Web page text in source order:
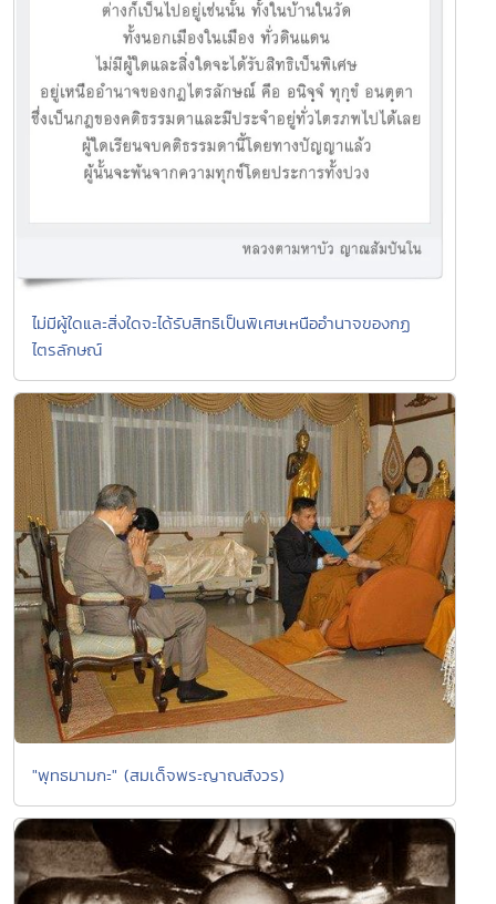
ไม่มีผู้ใดและสิ่งใดจะได้รับสิทธิเป็นพิเศษเหนืออำนาจของกฏ
ไตรลักษณ์
"พุทธมามกะ" (สมเด็จพระญาณสังวร)